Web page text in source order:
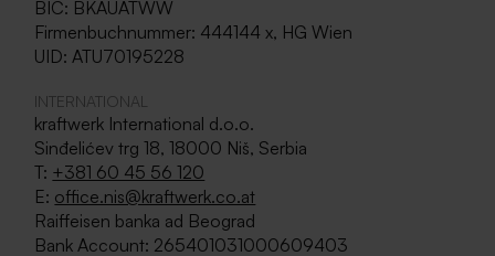
BIC: BKAUATWW
Firmenbuchnummer: 444144 x, HG Wien
UID: ATU70195228
hr@kraftwerk.co.at
INTERNATIONAL
kraftwerk International d.o.o.
Sinđelićev trg 18, 18000 Niš, Serbia
T: +381 60 45 56 120
E: office.nis@kraftwerk.co.at
Raiffeisen banka ad Beograd
Bank Account: 265401031000609403